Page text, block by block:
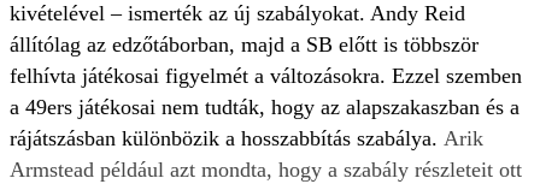
kivételével – ismerték az új szabályokat. Andy Reid
állítólag az edzőtáborban, majd a SB előtt is többször
felhívta játékosai figyelmét a változásokra. Ezzel szemben
a 49ers játékosai nem tudták, hogy az alapszakaszban és a
rájátszásban különbözik a hosszabbítás szabálya. Arik
Armstead például azt mondta, hogy a szabály részleteit ott